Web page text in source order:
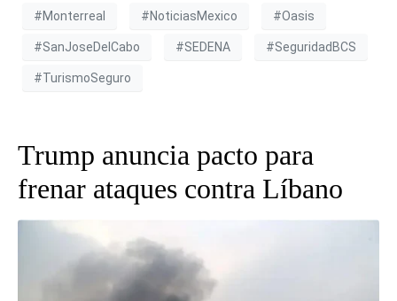
#Monterreal #NoticiasMexico #Oasis
#SanJoseDelCabo #SEDENA #SeguridadBCS
#TurismoSeguro
Trump anuncia pacto para
frenar ataques contra Líbano